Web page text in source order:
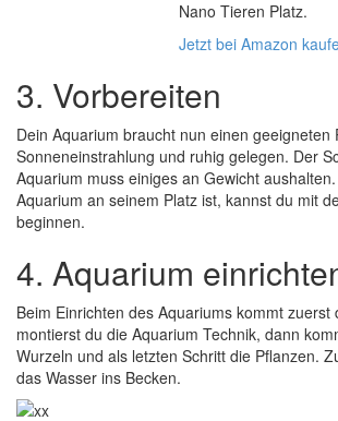
Nano Tieren Platz.
Jetzt bei Amazon
3. Vorbereiten
Dein Aquarium braucht nun einen geeigneten
Sonneneinstrahlung und ruhig gelegen. Der
Aquarium muss einiges an Gewicht
Aquarium an seinem Platz ist, kannst du mit
beginnen.
4. Aquarium
Beim Einrichten des Aquariums kommt zuerst
montierst du die Aquarium Technik, dann
Wurzeln und als letzten Schritt die Pflanzen.
das Wasser ins Becken.